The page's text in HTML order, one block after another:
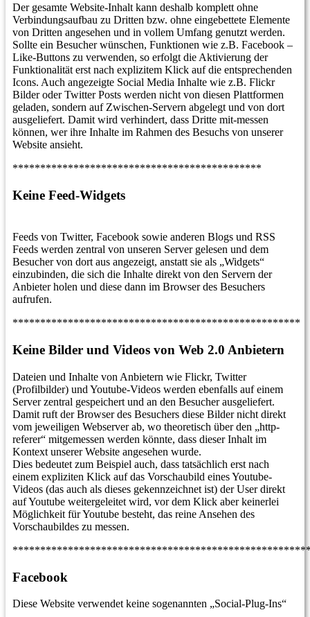
Der gesamte Website-Inhalt kann deshalb komplett ohne
Verbindungsaufbau zu Dritten bzw. ohne eingebettete Elemente
von Dritten angesehen und in vollem Umfang genutzt werden.
Sollte ein Besucher wünschen, Funktionen wie z.B. Facebook –
Like-Buttons zu verwenden, so erfolgt die Aktivierung der
Funktionalität erst nach explizitem Klick auf die entsprechenden
Icons. Auch angezeigte Social Media Inhalte wie z.B. Flickr
Bilder oder Twitter Posts werden nicht von diesen Plattformen
geladen, sondern auf Zwischen-Servern abgelegt und von dort
ausgeliefert. Damit wird verhindert, dass Dritte mit-messen
können, wer ihre Inhalte im Rahmen des Besuchs von unserer
Website ansieht.
*********************************************
Keine Feed-Widgets
Feeds von Twitter, Facebook sowie anderen Blogs und RSS
Feeds werden zentral von unseren Server gelesen und dem
Besucher von dort aus angezeigt, anstatt sie als „Widgets“
einzubinden, die sich die Inhalte direkt von den Servern der
Anbieter holen und diese dann im Browser des Besuchers
aufrufen.
****************************************************
Keine Bilder und Videos von Web 2.0 Anbietern
Dateien und Inhalte von Anbietern wie Flickr, Twitter
(Profilbilder) und Youtube-Videos werden ebenfalls auf einem
Server zentral gespeichert und an den Besucher ausgeliefert.
Damit ruft der Browser des Besuchers diese Bilder nicht direkt
vom jeweiligen Webserver ab, wo theoretisch über den „http-
referer“ mitgemessen werden könnte, dass dieser Inhalt im
Kontext unserer Website angesehen wurde.
Dies bedeutet zum Beispiel auch, dass tatsächlich erst nach
einem expliziten Klick auf das Vorschaubild eines Youtube-
Videos (das auch als dieses gekennzeichnet ist) der User direkt
auf Youtube weitergeleitet wird, vor dem Klick aber keinerlei
Möglichkeit für Youtube besteht, das reine Ansehen des
Vorschaubildes zu messen.
Facebook
Diese Website verwendet keine sogenannten „Social-Plug-Ins“